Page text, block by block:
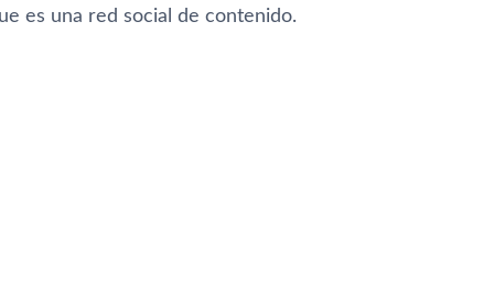
es una red social de contenido.